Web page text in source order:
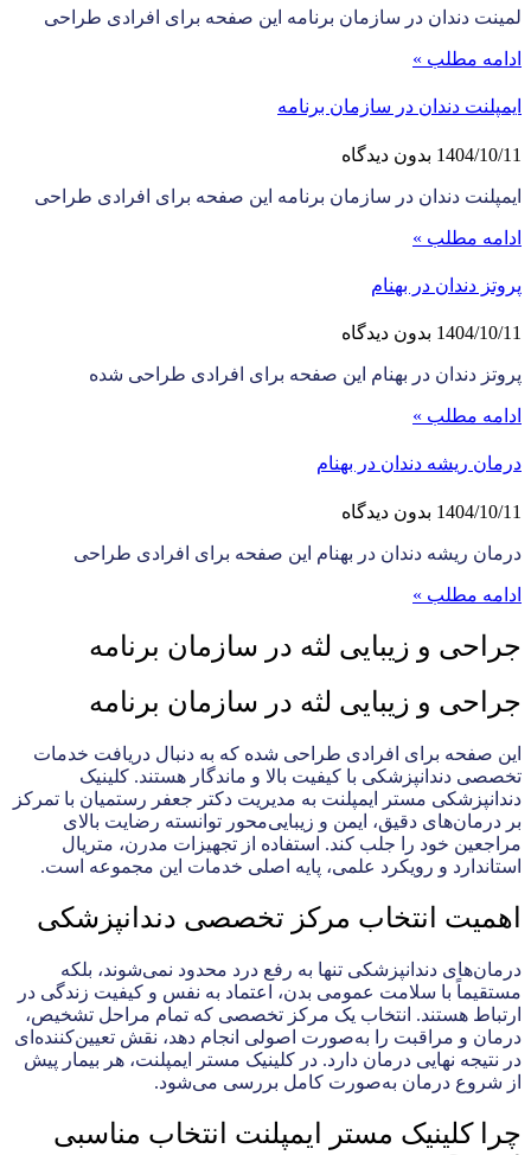
لمینت دندان در سازمان برنامه این صفحه برای افرادی طراحی
ادامه مطلب »
ایمپلنت دندان در سازمان برنامه
1404/10/11 بدون دیدگاه
ایمپلنت دندان در سازمان برنامه این صفحه برای افرادی طراحی
ادامه مطلب »
پروتز دندان در بهنام
1404/10/11 بدون دیدگاه
پروتز دندان در بهنام این صفحه برای افرادی طراحی شده
ادامه مطلب »
درمان ریشه دندان در بهنام
1404/10/11 بدون دیدگاه
درمان ریشه دندان در بهنام این صفحه برای افرادی طراحی
ادامه مطلب »
جراحی و زیبایی لثه در سازمان برنامه
جراحی و زیبایی لثه در سازمان برنامه
این صفحه برای افرادی طراحی شده که به دنبال دریافت خدمات
تخصصی دندانپزشکی با کیفیت بالا و ماندگار هستند. کلینیک
دندانپزشکی مستر ایمپلنت به مدیریت دکتر جعفر رستمیان با تمرکز
بر درمان‌های دقیق، ایمن و زیبایی‌محور توانسته رضایت بالای
مراجعین خود را جلب کند. استفاده از تجهیزات مدرن، متریال
استاندارد و رویکرد علمی، پایه اصلی خدمات این مجموعه است.
اهمیت انتخاب مرکز تخصصی دندانپزشکی
درمان‌های دندانپزشکی تنها به رفع درد محدود نمی‌شوند، بلکه
مستقیماً با سلامت عمومی بدن، اعتماد به نفس و کیفیت زندگی در
ارتباط هستند. انتخاب یک مرکز تخصصی که تمام مراحل تشخیص،
درمان و مراقبت را به‌صورت اصولی انجام دهد، نقش تعیین‌کننده‌ای
در نتیجه نهایی درمان دارد. در کلینیک مستر ایمپلنت، هر بیمار پیش
از شروع درمان به‌صورت کامل بررسی می‌شود.
چرا کلینیک مستر ایمپلنت انتخاب مناسبی